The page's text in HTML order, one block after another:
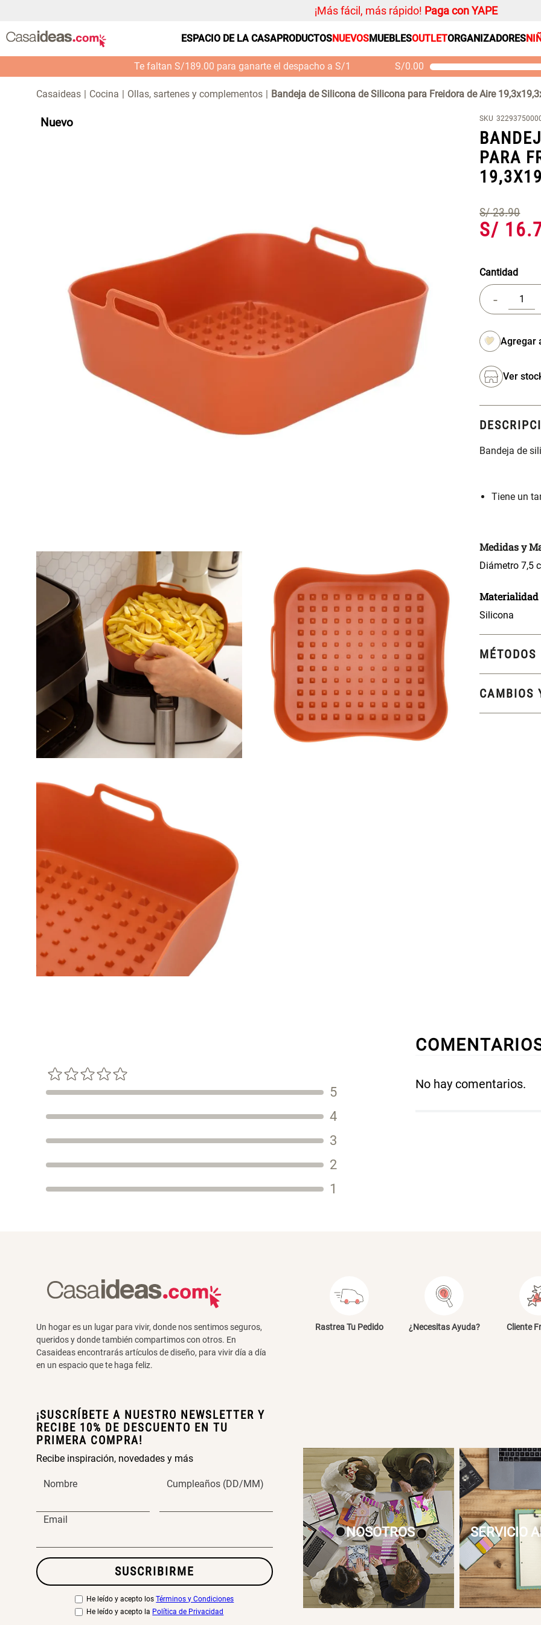
¡Más fácil, más rápido! Paga con YAPE
ESPACIO DE LA CASAPRODUCTOSNUEVOSMUEBLESOUTLETORGANIZADORES
Te faltan S/189.00 para ganarte el despacho a S/1 S/0.00
Cocina Ollas, sartenes y complementos Bandeja de Silicona de Silicona para Freidora de Aire
Nuevo SKU
PARA
S/ 23.90
S/ 16.
Cantidad
-
Ver
Bandeja de
Tiene un
Medidas y
Diámetro 7,5
Materialidad
Silicona
CAMBIOS
5
4
3
2
1
No hay comentarios.
Un hogar es un lugar para vivir, donde nos sentimos seguros,
queridos y donde también compartimos con otros. En
Casaideas encontrarás artículos de diseño, para vivir día a día
en un espacio que te haga feliz.
¡SUSCRÍBETE A NUESTRO NEWSLETTER Y
RECIBE 10% DE DESCUENTO EN TU
PRIMERA COMPRA!
Recibe inspiración, novedades y más
Nombre Cumpleaños (DD/MM)
Email
SUSCRIBIRME
He leído y acepto los Términos y Condiciones
He leído y acepto la Política de Privacidad
Rastrea Tu Pedido ¿Necesitas Ayuda? Cliente
NOSOTROS SERVICIO
Bambú Inodoro con
Puerta 65x28x171 cm
S/ 261.00 S/
Organizador
Cojin
Alfombra
Cortinas